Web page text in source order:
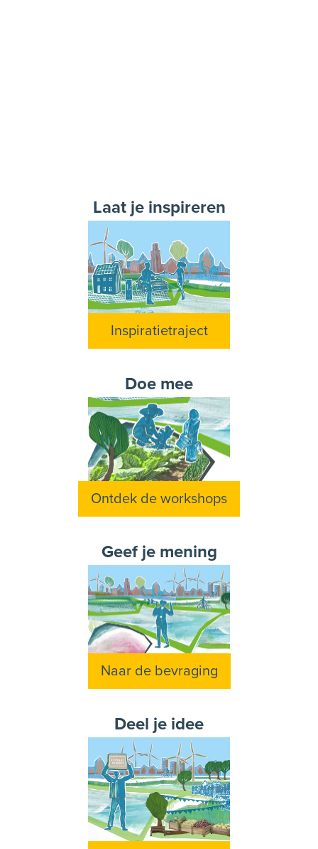
Laat je inspireren
Inspiratietraject
Doe mee
Ontdek de workshops
Geef je mening
Naar de bevraging
Deel je idee